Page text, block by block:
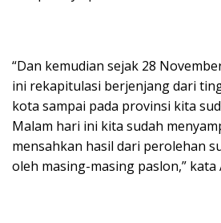
“Dan kemudian sejak 28
ini rekapitulasi berjenjang dari
kota sampai pada provinsi kita
Malam hari ini kita sudah
mensahkan hasil dari perolehan
oleh masing-masing paslon,” kata